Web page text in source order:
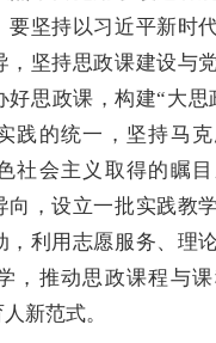
要坚持以习近平新时
，坚持思政课建设与
思政课，构建“大思
践的统一，坚持马
社会主义取得的瞩
向，设立一批实践教
，利用志愿服务、理
，推动思政课程与
新范式。